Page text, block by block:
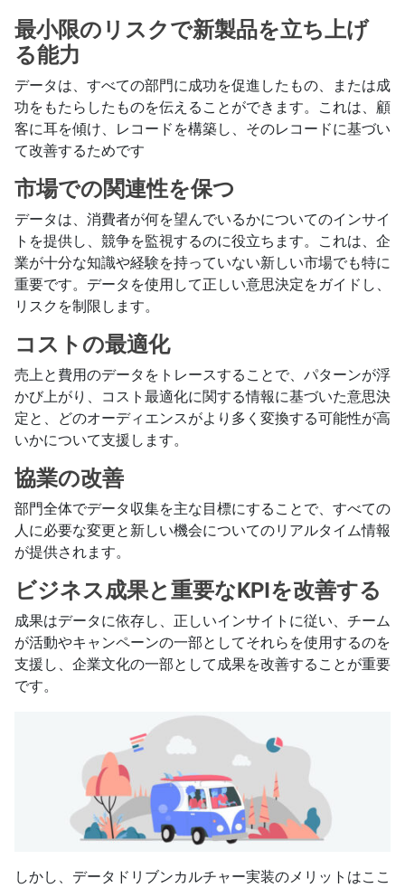
最小限のリスクで新製品を立ち上げ
る能力
データは、すべての部門に成功を促進したもの、または成
功をもたらしたものを伝えることができます。これは、顧
客に耳を傾け、レコードを構築し、そのレコードに基づい
て改善するためです
市場での関連性を保つ
データは、消費者が何を望んでいるかについてのインサイ
トを提供し、競争を監視するのに役立ちます。これは、企
業が十分な知識や経験を持っていない新しい市場でも特に
重要です。データを使用して正しい意思決定をガイドし、
リスクを制限します。
コストの最適化
売上と費用のデータをトレースすることで、パターンが浮
かび上がり、コスト最適化に関する情報に基づいた意思決
定と、どのオーディエンスがより多く変換する可能性が高
いかについて支援します。
協業の改善
部門全体でデータ収集を主な目標にすることで、すべての
人に必要な変更と新しい機会についてのリアルタイム情報
が提供されます。
ビジネス成果と重要なKPIを改善する
成果はデータに依存し、正しいインサイトに従い、チーム
が活動やキャンペーンの一部としてそれらを使用するのを
支援し、企業文化の一部として成果を改善することが重要
です。
しかし、データドリブンカルチャー実装のメリットはここ